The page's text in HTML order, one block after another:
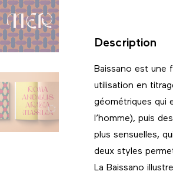
FONT
Description
Baissano est une
utilisation en
géométriques qui
l’homme), puis
plus sensuelles,
deux styles
La Baissano